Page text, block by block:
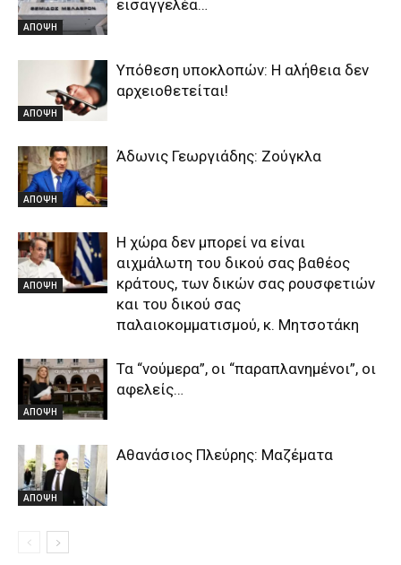
ΑΠΟΨΗ
εισαγγελέα…
ΑΠΟΨΗ
Υπόθεση υποκλοπών: Η αλήθεια δεν
αρχειοθετείται!
ΑΠΟΨΗ
Άδωνις Γεωργιάδης: Ζούγκλα
ΑΠΟΨΗ
Η χώρα δεν μπορεί να είναι
αιχμάλωτη του δικού σας βαθέος
κράτους, των δικών σας ρουσφετιών
και του δικού σας
παλαιοκομματισμού, κ. Μητσοτάκη
ΑΠΟΨΗ
Τα “νούμερα”, οι “παραπλανημένοι”, οι
αφελείς…
ΑΠΟΨΗ
Αθανάσιος Πλεύρης: Μαζέματα